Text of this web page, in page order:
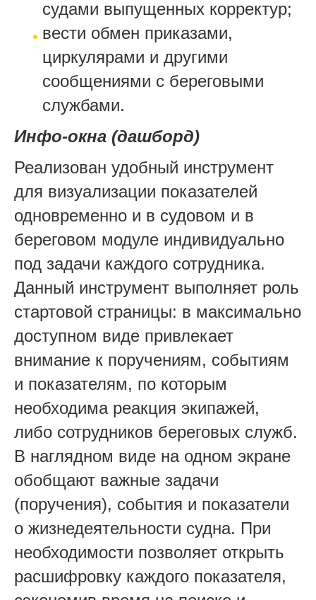
судами выпущенных корректур;
вести обмен приказами,
циркулярами и другими
сообщениями с береговыми
службами.
Инфо-окна (дашборд)
Реализован удобный инструмент
для визуализации показателей
одновременно и в судовом и в
береговом модуле индивидуально
под задачи каждого сотрудника.
Данный инструмент выполняет роль
стартовой страницы: в максимально
доступном виде привлекает
внимание к поручениям, событиям
и показателям, по которым
необходима реакция экипажей,
либо сотрудников береговых служб.
В наглядном виде на одном экране
обобщают важные задачи
(поручения), события и показатели
о жизнедеятельности судна. При
необходимости позволяет открыть
расшифровку каждого показателя,